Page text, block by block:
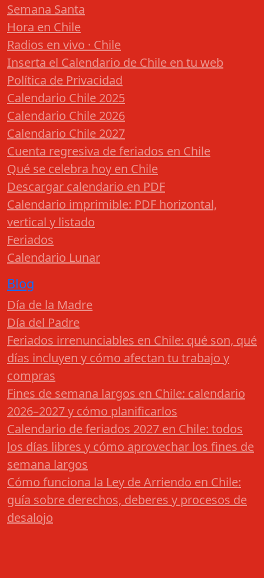
Semana Santa
Hora en Chile
Radios en vivo · Chile
Inserta el Calendario de Chile en tu web
Política de Privacidad
Calendario Chile 2025
Calendario Chile 2026
Calendario Chile 2027
Cuenta regresiva de feriados en Chile
Qué se celebra hoy en Chile
Descargar calendario en PDF
Calendario imprimible: PDF horizontal,
vertical y listado
Feriados
Calendario Lunar
Blog
Día de la Madre
Día del Padre
Feriados irrenunciables en Chile: qué son, qué
días incluyen y cómo afectan tu trabajo y
compras
Fines de semana largos en Chile: calendario
2026–2027 y cómo planificarlos
Calendario de feriados 2027 en Chile: todos
los días libres y cómo aprovechar los fines de
semana largos
Cómo funciona la Ley de Arriendo en Chile:
guía sobre derechos, deberes y procesos de
desalojo